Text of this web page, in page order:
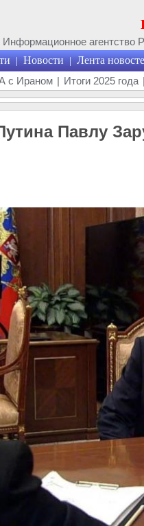
Информационное агентство
| Новости | Лента
с Ираном | Итоги 2025 года |
Павлу